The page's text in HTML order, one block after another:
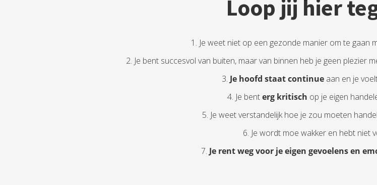
Loop jij hier
1. Je weet niet op een gezonde manier om te gaan
2. Je bent succesvol van buiten, maar van binnen heb je geen plezier
3. Je hoofd staat continueaan en je
4. Je benterg kritisch op je eigen
5. Je weet verstandelijk hoe je zou moeten
6. Je wordt moe wakker en hebt niet
7. Je rent weg voor je eigen gevoelens en